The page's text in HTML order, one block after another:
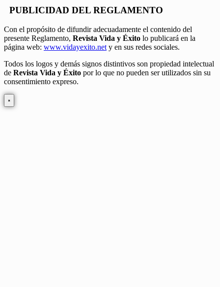
PUBLICIDAD DEL REGLAMENTO
Con el propósito de difundir adecuadamente el contenido del
presente Reglamento, Revista Vida y Éxito lo publicará en la
página web: www.vidayexito.net y en sus redes sociales.
Todos los logos y demás signos distintivos son propiedad intelectual
de Revista Vida y Éxito por lo que no pueden ser utilizados sin su
consentimiento expreso.
×